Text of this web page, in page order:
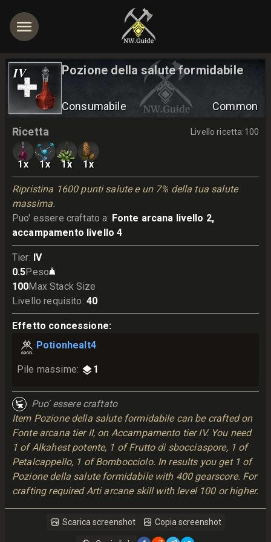
IV Pozione della salute formidabile
Consumabile
Common
Ricetta
Livello ricetta:100
1x 1x 1x 1x
Ripristina 1600 punti salute e un 7% della tua salute
massima.
Puo' essere craftato a: Fonte arcana livello 2,
accampamento livello 4
Tier: IV
0.5Peso
100Max Stack Size
Livello requisito: 40
Effetto concessione:
Potionhealt4
Pile massime: 1
Puo' essere craftato
Item Pozione della salute formidabile can be crafted on
Fonte arcana tier II, on Accampamento tier IV. You need
1 of Alkahest potente, 1 of Frutto di sbocciaspore, 1 of
Petalcappello, 1 of Bombocciolo. In results you get 1 of
Pozione della salute formidabile with 400 gearscore. For
crafting required Arti arcane skill with level 100 or higher.
Scarica screenshot Copia screenshot